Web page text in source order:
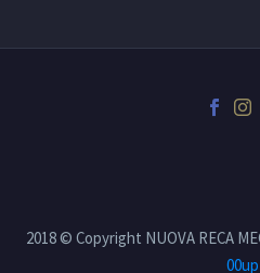
2018 © Copyright NUOVA RECA
00up